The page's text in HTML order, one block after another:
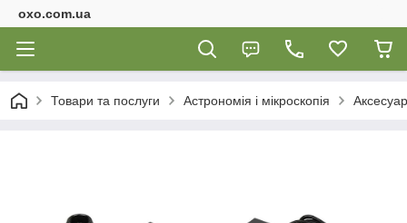
oxo.com.ua
Товари та послуги Астрономія і мікроскопія